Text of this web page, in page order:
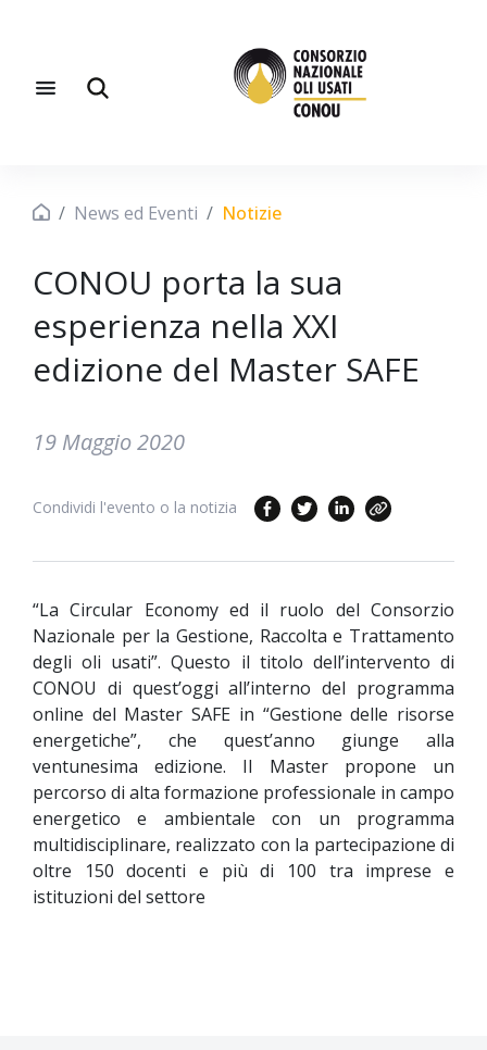
News ed Eventi Notizie
CONOU porta la sua
esperienza nella XXI
edizione del Master SAFE
19 Maggio 2020
Condividi l'evento o la notizia
“La Circular Economy ed il ruolo del Consorzio
Nazionale per la Gestione, Raccolta e Trattamento
degli oli usati”. Questo il titolo dell’intervento di
CONOU di quest’oggi all’interno del programma
online del Master SAFE in “Gestione delle risorse
energetiche”, che quest’anno giunge alla
ventunesima edizione. Il Master propone un
percorso di alta formazione professionale in campo
energetico e ambientale con un programma
multidisciplinare, realizzato con la partecipazione di
oltre 150 docenti e più di 100 tra imprese e
istituzioni del settore